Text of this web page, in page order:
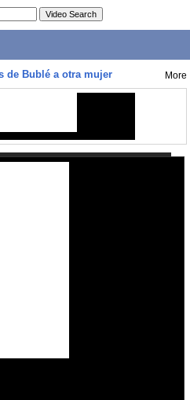
de Bublé a otra mujer More